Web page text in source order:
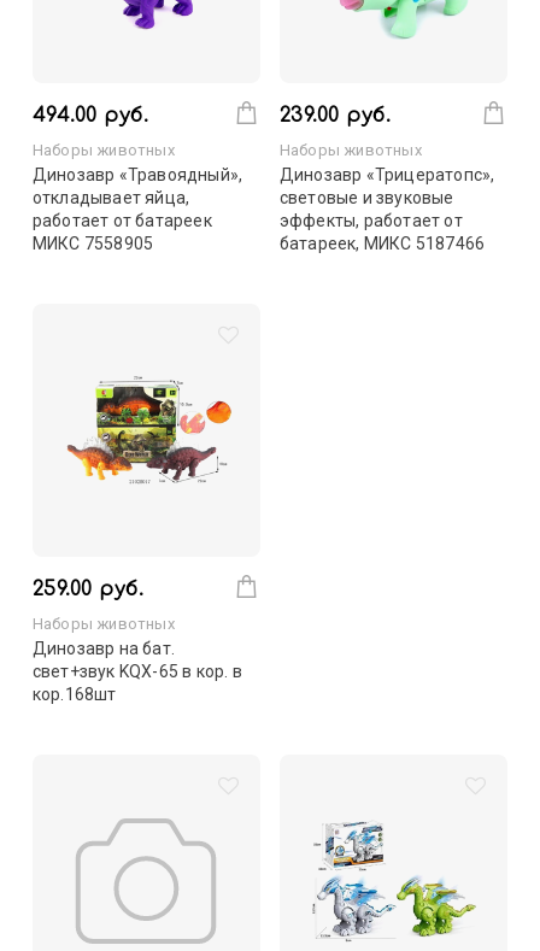
494.00 руб.
Наборы животных
Динозавр «Травоядный»,
откладывает яйца,
работает от батареек
МИКС 7558905
239.00 руб.
Наборы животных
Динозавр «Трицератопс»,
световые и звуковые
эффекты, работает от
батареек, МИКС 5187466
259.00 руб.
Наборы животных
Динозавр на бат.
свет+звук KQX-65 в кор. в
кор.168шт